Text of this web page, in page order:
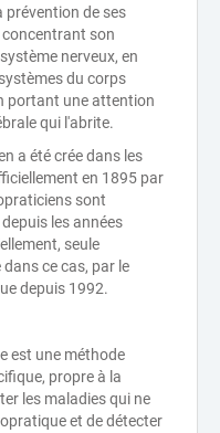
prévention de ses
son
nerveux, en
du corps
portant une attention
qui l'abrite.
a été crée dans les
en 1895 par
sont
les années
seule
ce cas, par le
depuis 1992.
est une méthode
propre à la
les maladies qui ne
et de détecter